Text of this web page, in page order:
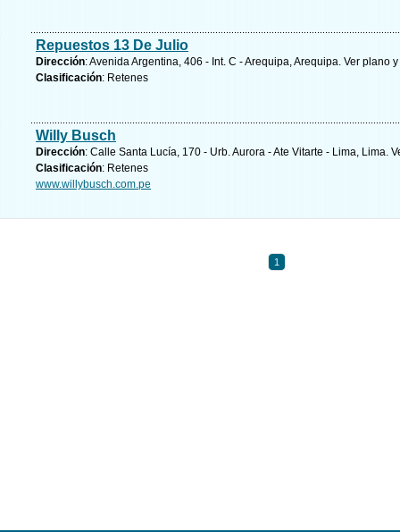
Repuestos 13 De Julio
Dirección: Avenida Argentina, 406 - Int. C - Arequipa, Arequipa. Ver plano y
Clasificación: Retenes
Willy Busch
Dirección: Calle Santa Lucía, 170 - Urb. Aurora - Ate Vitarte - Lima, Lima.
Clasificación: Retenes
www.willybusch.com.pe
1